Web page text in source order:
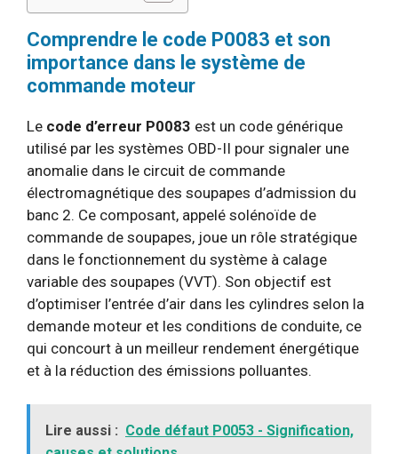
Comprendre le code P0083 et son
importance dans le système de
commande moteur
Le code d’erreur P0083 est un code générique
utilisé par les systèmes OBD-II pour signaler une
anomalie dans le circuit de commande
électromagnétique des soupapes d’admission du
banc 2. Ce composant, appelé solénoïde de
commande de soupapes, joue un rôle stratégique
dans le fonctionnement du système à calage
variable des soupapes (VVT). Son objectif est
d’optimiser l’entrée d’air dans les cylindres selon la
demande moteur et les conditions de conduite, ce
qui concourt à un meilleur rendement énergétique
et à la réduction des émissions polluantes.
Lire aussi : Code défaut P0053 - Signification,